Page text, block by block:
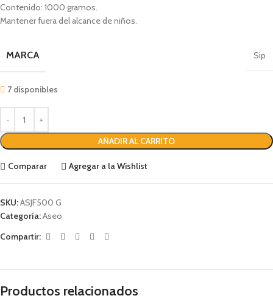
Contenido: 1000 gramos.
Mantener fuera del alcance de niños.
MARCA Sip
7 disponibles
AÑADIR AL CARRITO
Comparar Agregar a la Wishlist
SKU:ASJF500 G
Categoría:Aseo
Compartir:
Productos relacionados